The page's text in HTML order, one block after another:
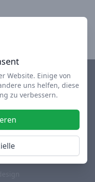
AGB
Über uns
design Outlet
Twitter
Website. Einige von
uns helfen, diese
zu verbessern.